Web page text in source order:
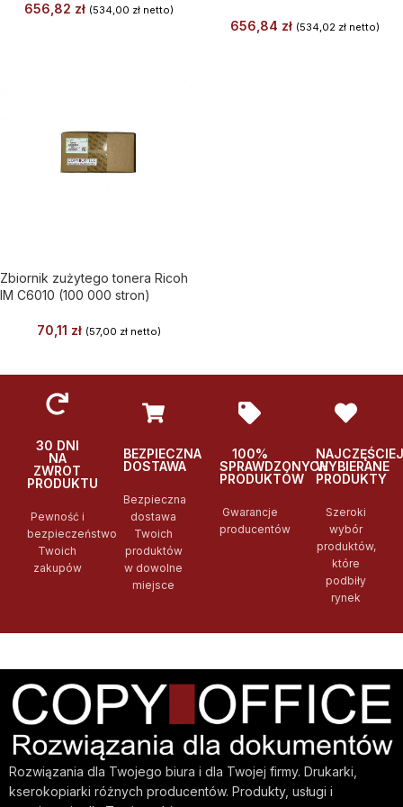
656,82 zł (534,00 złnetto)
656,84 zł (534,02 złnetto)
Zbiornik zużytego tonera Ricoh
IM C6010 (100 000 stron)
70,11 zł (57,00 złnetto)
30 DNI
NA
ZWROT
PRODUKTU
Pewność i
bezpieczeństwo
Twoich
zakupów
BEZPIECZNA
DOSTAWA
Bezpieczna
dostawa
Twoich
produktów
w dowolne
miejsce
100%
SPRAWDZONYCH
PRODUKTÓW
Gwarancje
producentów
NAJCZĘŚCIEJ
WYBIERANE
PRODUKTY
Szeroki
wybór
produktów,
które
podbiły
rynek
Rozwiązania dla Twojego biura i dla Twojej firmy. Drukarki,
kserokopiarki różnych producentów. Produkty, usługi i